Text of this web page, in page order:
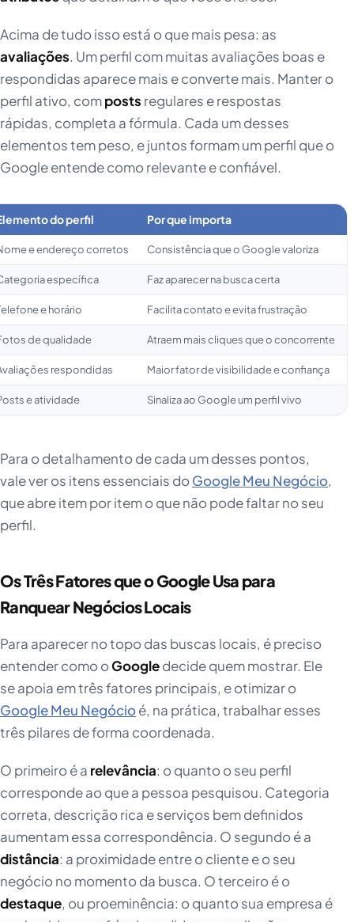
Acima de tudo isso está o que mais pesa: as
avaliações. Um perfil com muitas avaliações boas e
respondidas aparece mais e converte mais. Manter o
perfil ativo, composts regulares e respostas
rápidas, completa a fórmula. Cada um desses
elementos tem peso, e juntos formam um perfil que o
Google entende como relevante e confiável.
do perfil Por que importa
e endereço corretos Consistência que o Google valoriza
específica Faz aparecer na busca certa
e horário Facilita contato e evita frustração
de qualidade Atraem mais cliques que o concorrente
respondidas Maior fator de visibilidade e confiança
e atividade Sinaliza ao Google um perfil vivo
Para o detalhamento de cada um desses pontos,
vale ver os itens essenciais doGoogle Meu Negócio,
que abre item por item o que não pode faltar no seu
perfil.
Os Três Fatores que o Google Usa para
Ranquear Negócios Locais
Para aparecer no topo das buscas locais, é preciso
entender como oGoogledecide quem mostrar. Ele
se apoia em três fatores principais, e otimizar o
Google Meu Negócioé, na prática, trabalhar esses
três pilares de forma coordenada.
O primeiro é a relevância: o quanto o seu perfil
corresponde ao que a pessoa pesquisou. Categoria
correta, descrição rica e serviços bem definidos
aumentam essa correspondência. O segundo é a
distância: a proximidade entre o cliente e o seu
negócio no momento da busca. O terceiro é o
destaque, ou proeminência: o quanto sua empresa é